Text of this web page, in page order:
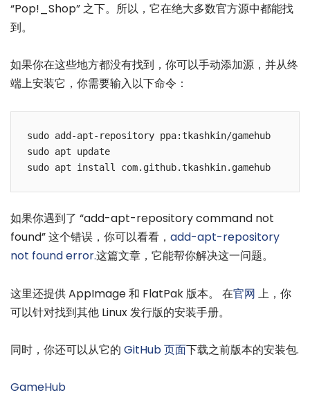
“Pop!_Shop” 之下。所以，它在绝大多数官方源中都能找
到。
如果你在这些地方都没有找到，你可以手动添加源，并从终
端上安装它，你需要输入以下命令：
sudo add-apt-repository ppa:tkashkin/gamehub
sudo apt update
sudo apt install com.github.tkashkin.gamehub
如果你遇到了 “add-apt-repository command not
found” 这个错误，你可以看看， add-apt-repository
not found error.这篇文章，它能帮你解决这一问题。
这里还提供 AppImage 和 FlatPak 版本。 在官网 上，你
可以针对找到其他 Linux 发行版的安装手册。
同时，你还可以从它的 GitHub 页面下载之前版本的安装包.
GameHub